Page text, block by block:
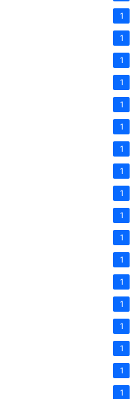
1
1
1
1
1
1
1
1
1
1
1
1
1
1
1
1
1
1